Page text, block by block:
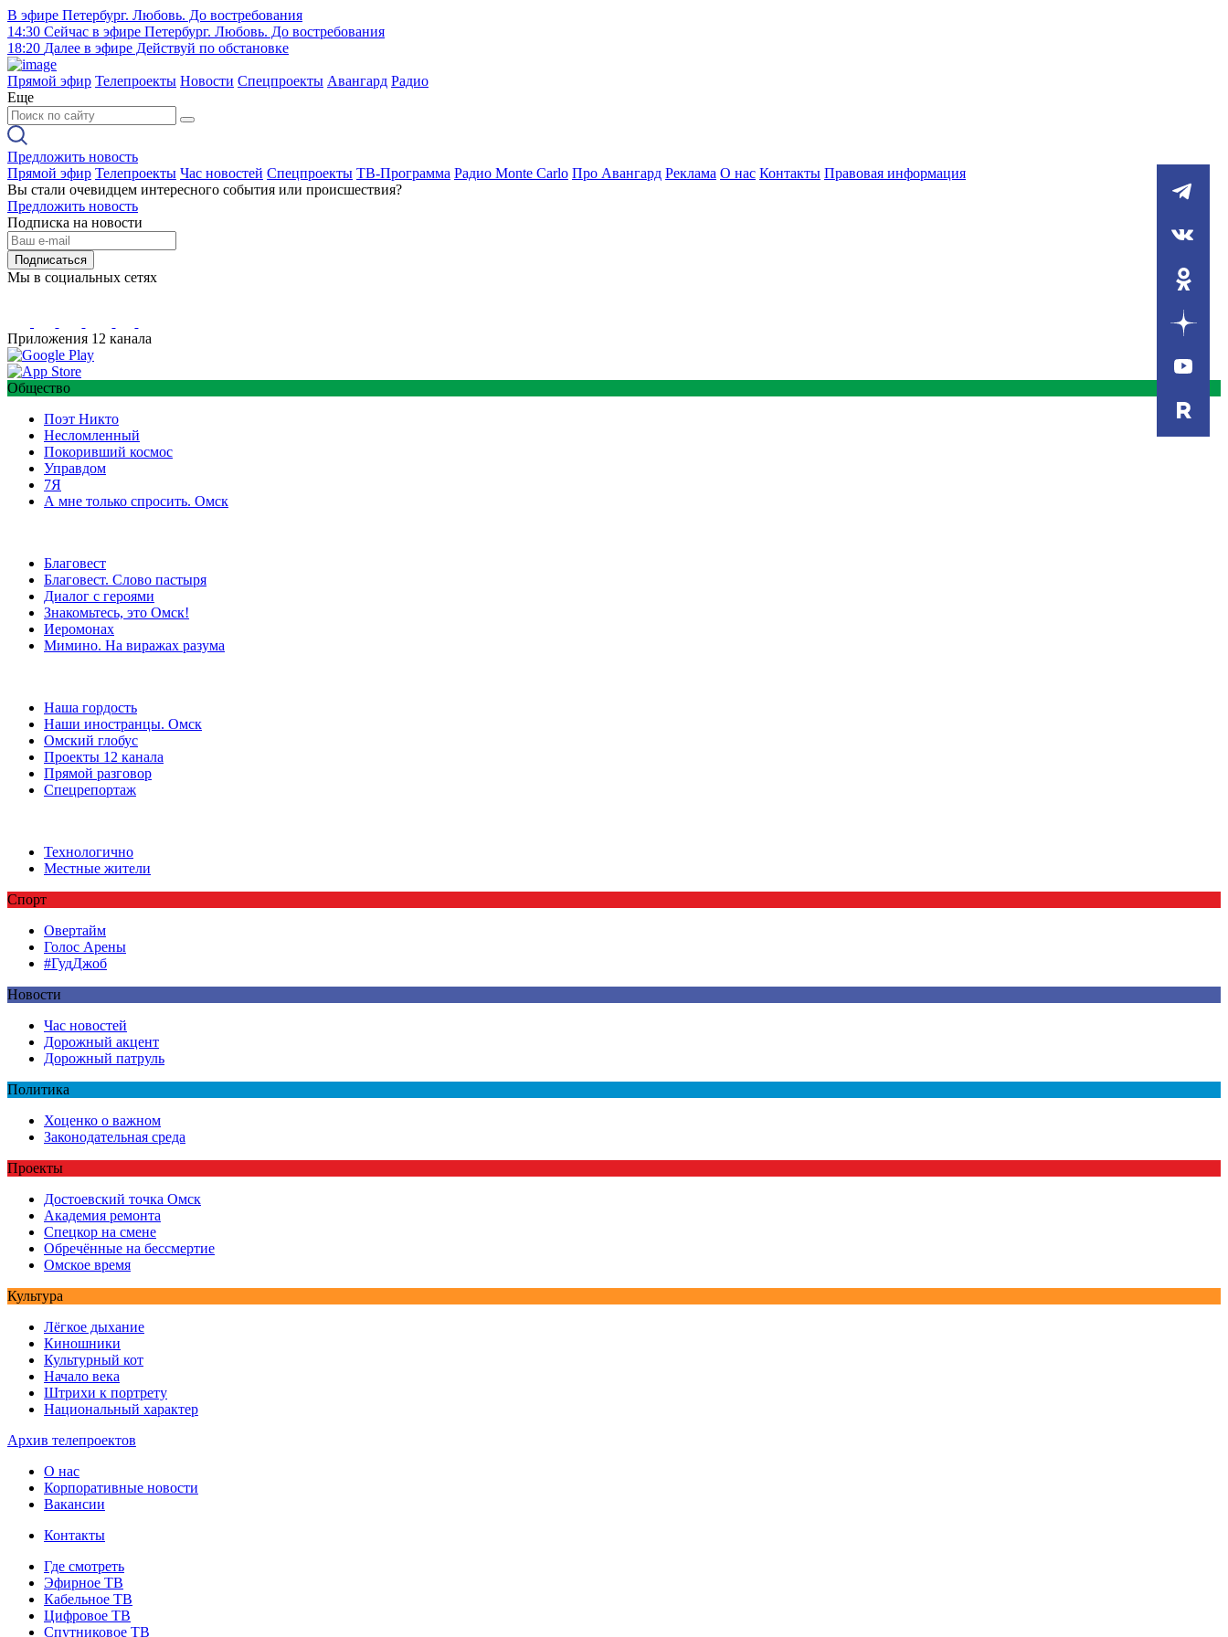
В эфире Петербург. Любовь. До востребования
14:30 Сейчас в эфире Петербург. Любовь. До востребования
18:20 Далее в эфире Действуй по обстановке
Прямой эфир Телепроекты Новости Спецпроекты Авангард Радио
Еще
Предложить новость
Прямой эфир Телепроекты Час новостей Спецпроекты ТВ-Программа Радио Monte Carlo Про Авангард Реклама О нас Контакты Правовая информация
Вы стали очевидцем интересного события или происшествия?
Предложить новость
Подписка на новости
Подписаться
Мы в социальных сетях
Приложения 12 канала
Общество
Поэт Никто
Несломленный
Покоривший космос
Управдом
7Я
А мне только спросить. Омск
Благовест
Благовест. Слово пастыря
Диалог с героями
Знакомьтесь, это Омск!
Иеромонах
Мимино. На виражах разума
Наша гордость
Наши иностранцы. Омск
Омский глобус
Проекты 12 канала
Прямой разговор
Спецрепортаж
Технологично
Местные жители
Спорт
Овертайм
Голос Арены
#ГудДжоб
Новости
Час новостей
Дорожный акцент
Дорожный патруль
Политика
Хоценко о важном
Законодательная среда
Проекты
Достоевский точка Омск
Академия ремонта
Спецкор на смене
Обречённые на бессмертие
Омское время
Культура
Лёгкое дыхание
Киношники
Культурный кот
Начало века
Штрихи к портрету
Национальный характер
Архив телепроектов
О нас
Корпоративные новости
Вакансии
Контакты
Где смотреть
Эфирное ТВ
Кабельное ТВ
Цифровое ТВ
Спутниковое ТВ